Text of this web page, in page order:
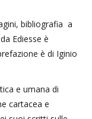
bibliografia a
Ediesse è
è di Iginio
e umana di
cartacea e